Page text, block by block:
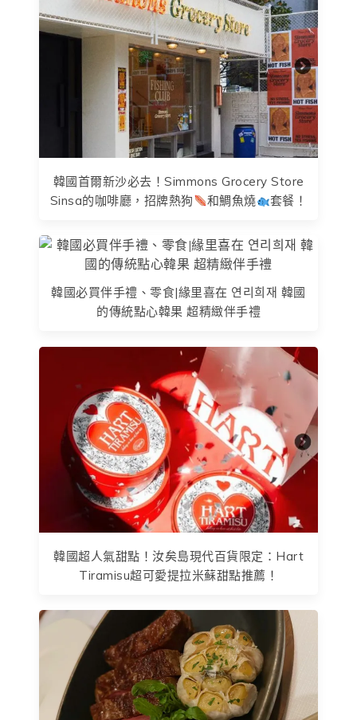
韓國首爾新沙必去！Simmons Grocery Store
Sinsa的咖啡廳，招牌熱狗
和鯛魚燒 套餐！
韓國必買伴手禮、零食|緣里喜在 연리희재 韓國
的傳統點心韓果 超精緻伴手禮
韓國超人氣甜點！汝矣島現代百貨限定：Hart
Tiramisu超可愛提拉米蘇甜點推薦！